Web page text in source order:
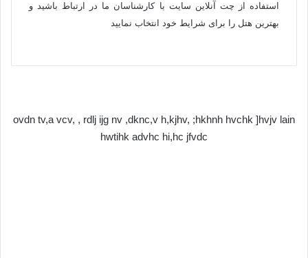
استفاده از چت آنلاین سایت با کارشناسان ما در ارتباط باشید و
بهترین هتل را برای شرایط خود انتخاب نمایید
ovdn tv,a vcv, , rdlj ijg nv ,dknc,v h,kjhv, ;hkhnh hvchk ]hvjv lain
hwtihk advhc hi,hc jfvdc